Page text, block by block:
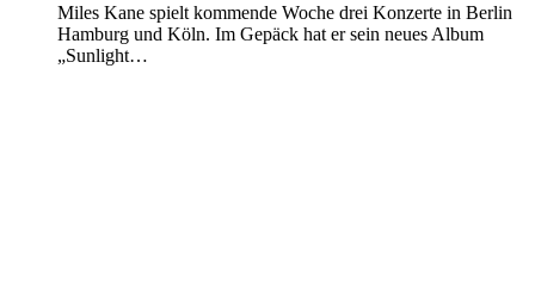
Miles Kane spielt kommende Woche drei Konzerte in Berlin
Hamburg und Köln. Im Gepäck hat er sein neues Album
„Sunlight…